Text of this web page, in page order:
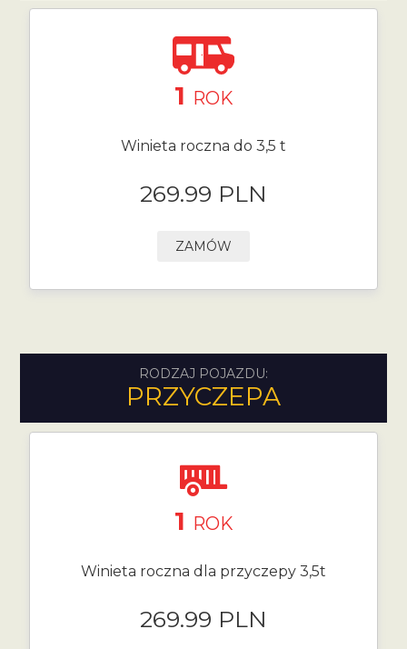
1 ROK
Winieta roczna do 3,5 t
269.99 PLN
ZAMÓW
RODZAJ POJAZDU:
PRZYCZEPA
1 ROK
Winieta roczna dla przyczepy 3,5t
269.99 PLN